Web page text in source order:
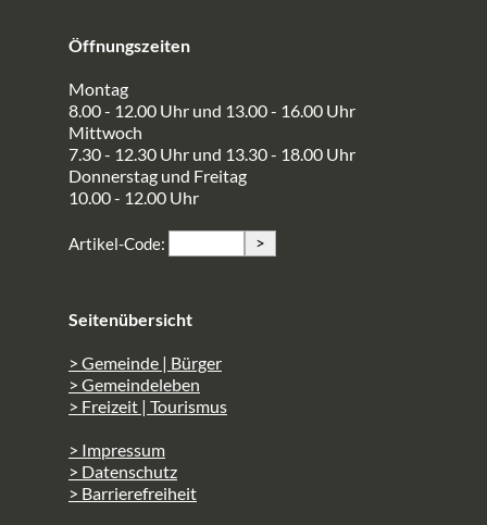
Öffnungszeiten
Montag
8.00 - 12.00 Uhr und 13.00 - 16.00 Uhr
Mittwoch
7.30 - 12.30 Uhr und 13.30 - 18.00 Uhr
Donnerstag und Freitag
10.00 - 12.00 Uhr
Artikel-Code: >
Seitenübersicht
> Gemeinde | Bürger
> Gemeindeleben
> Freizeit | Tourismus
> Impressum
> Datenschutz
> Barrierefreiheit